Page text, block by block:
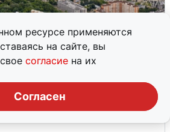
ресурсе применяются
на сайте, вы
согласие на их
Согласен
грохот, похожий